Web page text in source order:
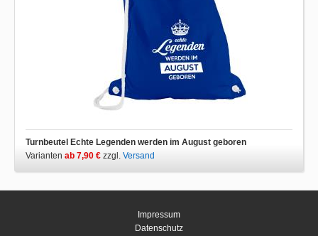
Turnbeutel Echte Legenden werden im August geboren
Varianten ab 7,90 € zzgl. Versand
Impressum
Datenschutz